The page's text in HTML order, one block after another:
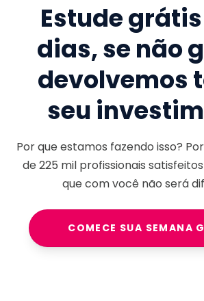
Estude
dias, se não
devolvemos
seu
Por que estamos fazendo isso?
de225 milprofissionais
que com você não será
COMECE SUA SEMANA